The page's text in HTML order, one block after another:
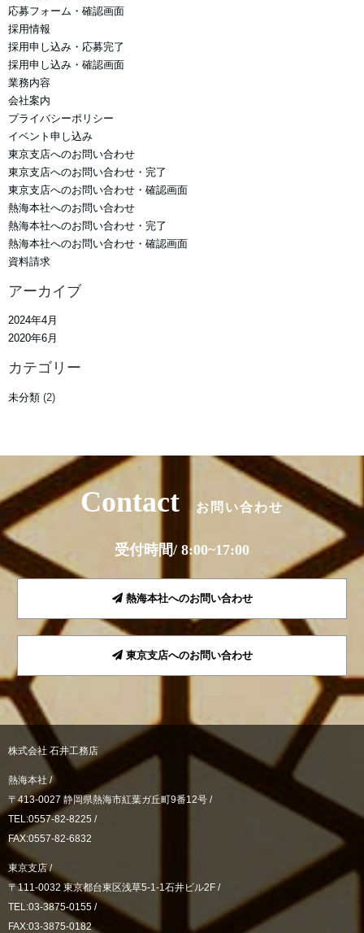
応募フォーム・確認画面
採用情報
採用申し込み・応募完了
採用申し込み・確認画面
業務内容
会社案内
プライバシーポリシー
イベント申し込み
東京支店へのお問い合わせ
東京支店へのお問い合わせ・完了
東京支店へのお問い合わせ・確認画面
熱海本社へのお問い合わせ
熱海本社へのお問い合わせ・完了
熱海本社へのお問い合わせ・確認画面
資料請求
アーカイブ
2024年4月
2020年6月
カテゴリー
未分類 (2)
Contact お問い合わせ
受付時間/ 8:00~17:00
熱海本社へのお問い合わせ
東京支店へのお問い合わせ
株式会社 石井工務店
熱海本社 /
〒413-0027 静岡県熱海市紅葉ガ丘町9番12号 /
TEL:0557-82-8225 /
FAX:0557-82-6832
東京支店 /
〒111-0032 東京都台東区浅草5-1-1石井ビル2F /
TEL:03-3875-0155 /
FAX:03-3875-0182